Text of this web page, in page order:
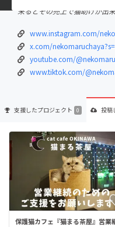
来るとその売上で猫助けが出
www.instagram.com/
x.com/
youtube.com/
www.tiktok.com/
支援したプロジェクト 0 投稿
保護猫カフェ『猫まる茶屋』営業